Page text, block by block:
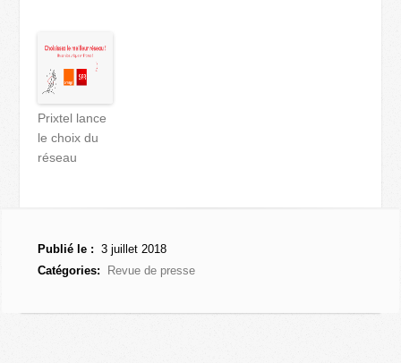
Prixtel lance
le choix du
réseau
Publié le : 3 juillet 2018
Catégories:
Revue de presse